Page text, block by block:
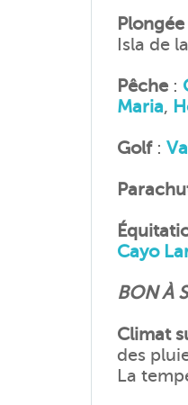
Plongée
Isla de
Pêche :
Maria,
Golf:
Cayo
BON À
Climat
des
La